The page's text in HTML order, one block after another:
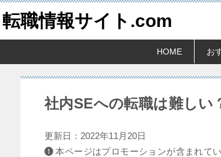
転職情報サイト.com
HOME お
社内SEへの転職は難しい
更新日： 2022年11月20日
本ページはプロモーションが含まれてい